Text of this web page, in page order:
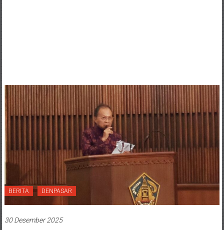
BERITA DENPASAR
30 Desember 2025